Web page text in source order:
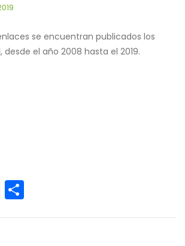
se encuentran publicados los
desde el año 2008 hasta el 2019.
Email